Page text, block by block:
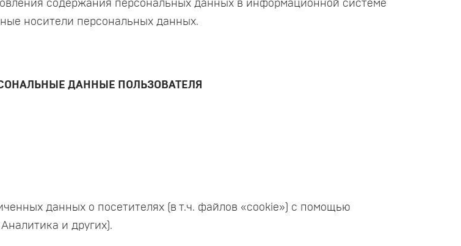
содержания персональных данных в информационной системе
носители персональных данных.
ДАННЫЕ ПОЛЬЗОВАТЕЛЯ
данных о посетителях (в т.ч. файлов «cookie») с помощью
и других).